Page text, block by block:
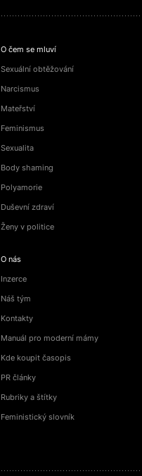
O čem se mluví
Sexuální obtěžování
Narcismus
Mateřství
Feminismus
Sexualita
Body shaming
Polyamorie
Duševní zdraví
Ženy v politice
O nás
Inzerce
Náš tým
Kontakty
Manuál pro moderní mámy
Kde koupit časopis
PR články
Rubriky a štítky
Feministický slovník